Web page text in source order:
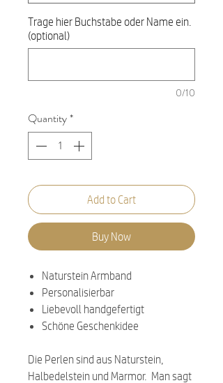
Trage hier Buchstabe oder Name ein.
(optional)
0/10
Quantity*
Add to Cart
Buy Now
Naturstein Armband
Personalisierbar
Liebevoll handgefertigt
Schöne Geschenkidee
Die Perlen sind aus Naturstein,
Halbedelstein und Marmor. Man sagt